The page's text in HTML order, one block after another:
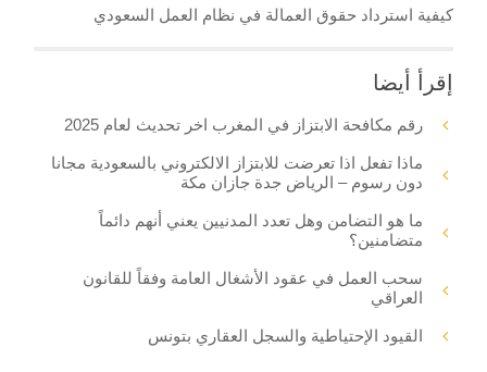
كيفية استرداد حقوق العمالة في نظام العمل السعودي
إقرأ أيضا
رقم مكافحة الابتزاز في المغرب اخر تحديث لعام 2025
ماذا تفعل اذا تعرضت للابتزاز الالكتروني بالسعودية مجانا
دون رسوم – الرياض جدة جازان مكة
ما هو التضامن وهل تعدد المدنيين يعني أنهم دائماً
متضامنين؟
سحب العمل في عقود الأشغال العامة وفقاً للقانون
العراقي
القيود الإحتياطية والسجل العقاري بتونس